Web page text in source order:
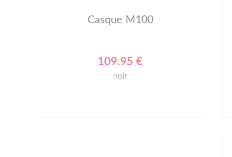
Casque M100
109.95 €
noir